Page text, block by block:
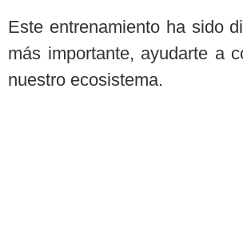
Este entrenamiento ha sido
más importante, ayudarte a
nuestro ecosistema.